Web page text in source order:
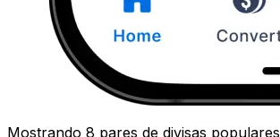
Mostrando 8 pares de divisas populares